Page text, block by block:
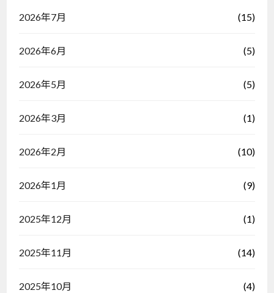
2026年7月 (15)
2026年6月 (5)
2026年5月 (5)
2026年3月 (1)
2026年2月 (10)
2026年1月 (9)
2025年12月 (1)
2025年11月 (14)
2025年10月 (4)